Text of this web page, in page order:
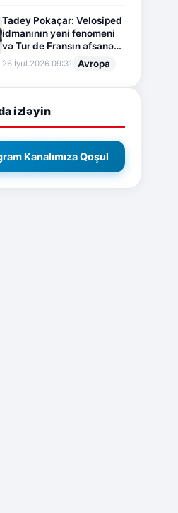
Tadey Pokaçar: Velosiped
idmanının yeni fenomeni
və Tur de Fransın əfsanəvi
səhifəsi
26.İyul.2026 09:31 Avropa
izləyin
Kanalımıza Qoşul